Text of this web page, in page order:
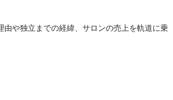
や独立までの経緯、サロンの売上を軌道に乗